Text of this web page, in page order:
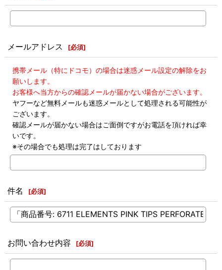
メールアドレス [必須]
携帯メール（特にドコモ）の場合は迷惑メール設定の解除をお
願いします。
お客様へ当方からの確認メールが届かない場合がございます。
ヤフーなど無料メールも迷惑メールとして処理される可能性が
ございます。
確認メールが届かない場合はご面倒ですがお電話を頂ければ幸
いです。
※その場合でも処理は完了はしております
件名 [必須]
お問い合わせ内容 [必須]